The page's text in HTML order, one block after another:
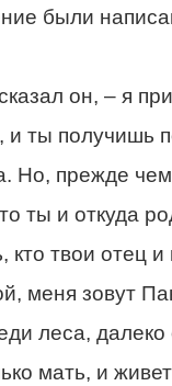
были
он, – я
и ты получишь
Но, прежде
ты и откуда
кто твои отец и
меня зовут
леса,
мать, и